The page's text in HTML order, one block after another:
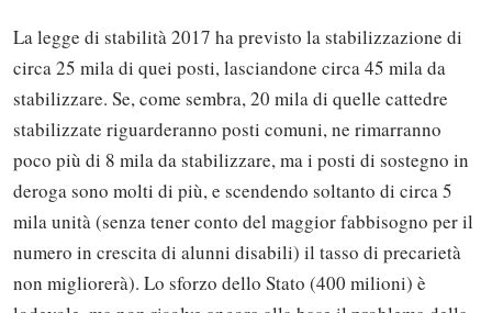
La legge di stabilità 2017 ha previsto la stabilizzazione di
circa 25 mila di quei posti, lasciandone circa 45 mila da
stabilizzare. Se, come sembra, 20 mila di quelle cattedre
stabilizzate riguarderanno posti comuni, ne rimarranno
poco più di 8 mila da stabilizzare, ma i posti di sostegno in
deroga sono molti di più, e scendendo soltanto di circa 5
mila unità (senza tener conto del maggior fabbisogno per il
numero in crescita di alunni disabili) il tasso di precarietà
non migliorerà). Lo sforzo dello Stato (400 milioni) è